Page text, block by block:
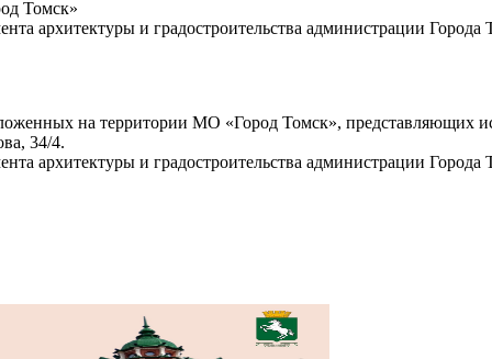
Томск»
архитектуры и градостроительства администрации Города
на территории МО «Город Томск», представляющих
34/4.
архитектуры и градостроительства администрации Города